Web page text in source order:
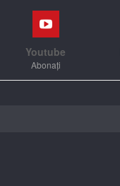
Youtube
Abonați